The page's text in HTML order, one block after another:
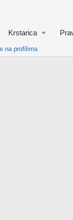
Krstarica
na profilima